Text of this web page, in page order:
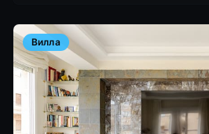
Вилла